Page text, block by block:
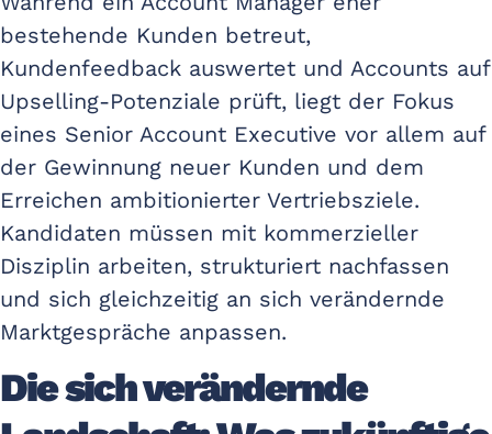
bestehende Kunden betreut,
Kundenfeedback auswertet und Accounts auf
Upselling-Potenziale prüft, liegt der Fokus
eines Senior Account Executive vor allem auf
der Gewinnung neuer Kunden und dem
Erreichen ambitionierter Vertriebsziele.
Kandidaten müssen mit kommerzieller
Disziplin arbeiten, strukturiert nachfassen
und sich gleichzeitig an sich verändernde
Marktgespräche anpassen.
Die sich verändernde